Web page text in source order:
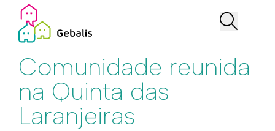
Iniciativas
Comunidade reunida
na Quinta das
Laranjeiras